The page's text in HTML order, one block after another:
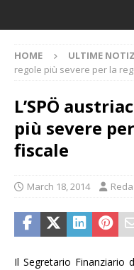
HOME ULTIME
regole più severe per la
L’SPÖ
più severe
fiscale
March 18, 2014
Il Segretario Finanziario